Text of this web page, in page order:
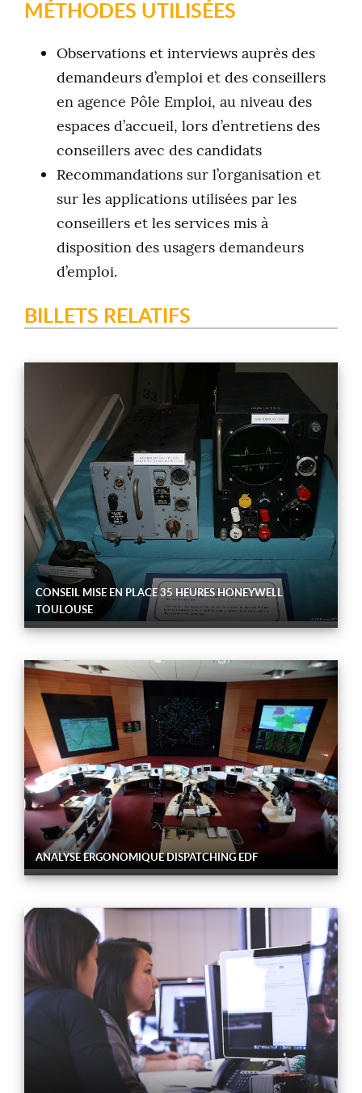
MÉTHODES UTILISÉES
Observations et interviews auprès des
demandeurs d’emploi et des conseillers
en agence Pôle Emploi, au niveau des
espaces d’accueil, lors d’entretiens des
conseillers avec des candidats
Recommandations sur l’organisation et
sur les applications utilisées par les
conseillers et les services mis à
disposition des usagers demandeurs
d’emploi.
BILLETS RELATIFS
CONSEIL MISE EN PLACE 35 HEURES HONEYWELL
TOULOUSE
ANALYSE ERGONOMIQUE DISPATCHING EDF